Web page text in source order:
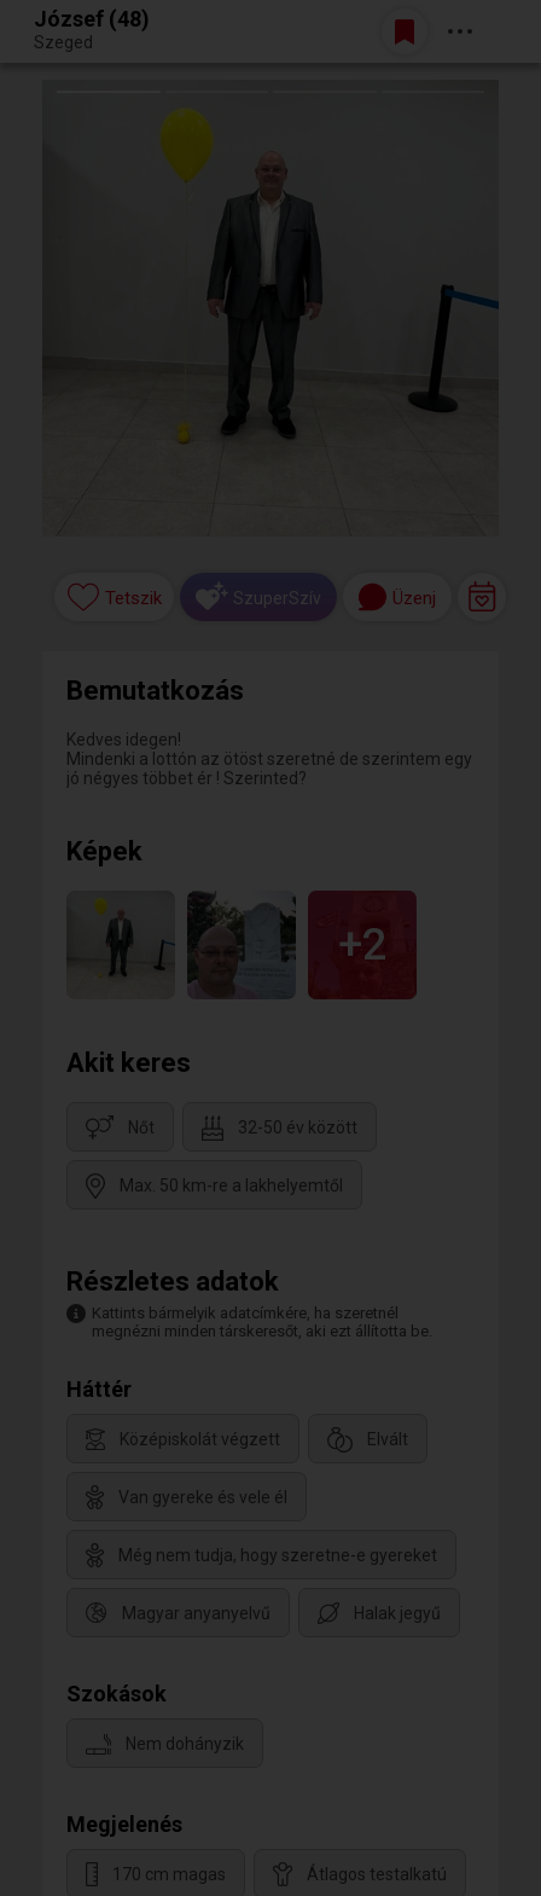
Egy jó randiból bármi lehet.
Belépés
József (48)
Szeged
Tetszik SzuperSzív Üzenj
Bemutatkozás
Kedves idegen!
Mindenki a lottón az ötöst szeretné de szerintem egy
jó négyes többet ér ! Szerinted?
Képek
+2
Akit keres
Nőt 32-50 év között
Max. 50 km-re a lakhelyemtől
Részletes adatok
Kattints bármelyik adatcímkére, ha szeretnél
megnézni minden társkeresőt, aki ezt állította be.
Háttér
Középiskolát végzett Elvált
Van gyereke és vele él
Még nem tudja, hogy szeretne-e gyereket
Magyar anyanyelvű Halak jegyű
Szokások
Nem dohányzik
Megjelenés
170 cm magas Átlagos testalkatú